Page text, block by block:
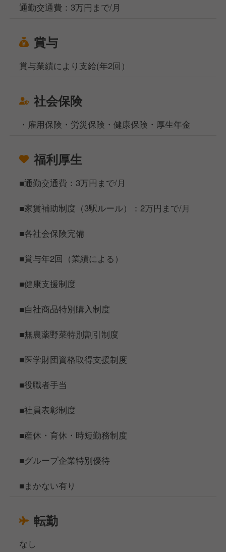
通勤交通費：3万円まで/月
賞与
賞与業績により支給(年2回）
社会保険
・雇用保険・労災保険・健康保険・厚生年金
福利厚生
■通勤交通費：3万円まで/月
■家賃補助制度（3駅ルール）：2万円まで/月
■各社会保険完備
■賞与年2回（業績による）
■健康支援制度
■自社商品特別購入制度
■無農薬野菜特別割引制度
■医学財団資格取得支援制度
■役職者手当
■社員表彰制度
■産休・育休・時短勤務制度
■グループ企業特別優待
■まかない有り
転勤
なし